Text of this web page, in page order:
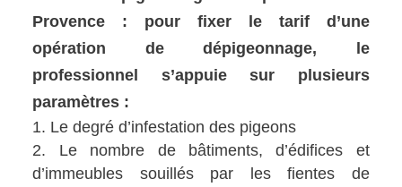
Provence : pour fixer le tarif d’une
opération de dépigeonnage, le
professionnel s’appuie sur plusieurs
paramètres :
Le degré d’infestation des pigeons
Le nombre de bâtiments, d’édifices et
d’immeubles souillés par les fientes de